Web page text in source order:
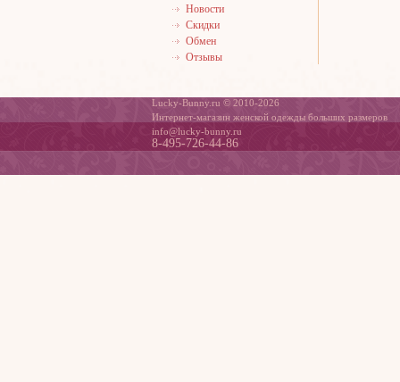
Новости
Скидки
Обмен
Отзывы
Lucky-Bunny.ru © 2010-2026
Интернет-магазин женской одежды больших размеров
info@lucky-bunny.ru
8-495-726-44-86